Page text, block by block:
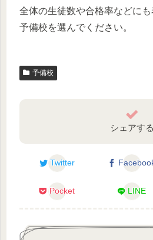
全体の生徒数や合格率などに
予備校を選んでください。
予備校
シェアする
Twitter
Pocket LINE